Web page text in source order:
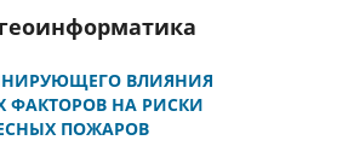
ВЛИЯНИЯ
ФАКТОРОВ НА РИСКИ
ПОЖАРОВ